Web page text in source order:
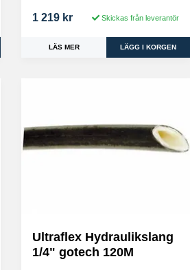
1 219 kr Skickas från leverantör
LÄS MER
Ultraflex Hydraulikslang
1/4" gotech 120M